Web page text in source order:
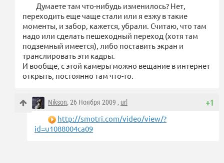
Думаете там что-нибудь изменилось? Нет,
переходить еще чаще стали или я езжу в такие
моменты, и забор, кажется, убрали. Считаю, что там
надо или сделать пешеходный переход (хотя там
подземный имеется), либо поставить экран и
транслировать эти кадры.
И вообще, с этой камеры можно вещание в интернет
открыть, постоянно там что-то.
+1
Nikson, 26 Ноября 2009 , url
http://smotri.com/video/view/?
id=u1088004ca09